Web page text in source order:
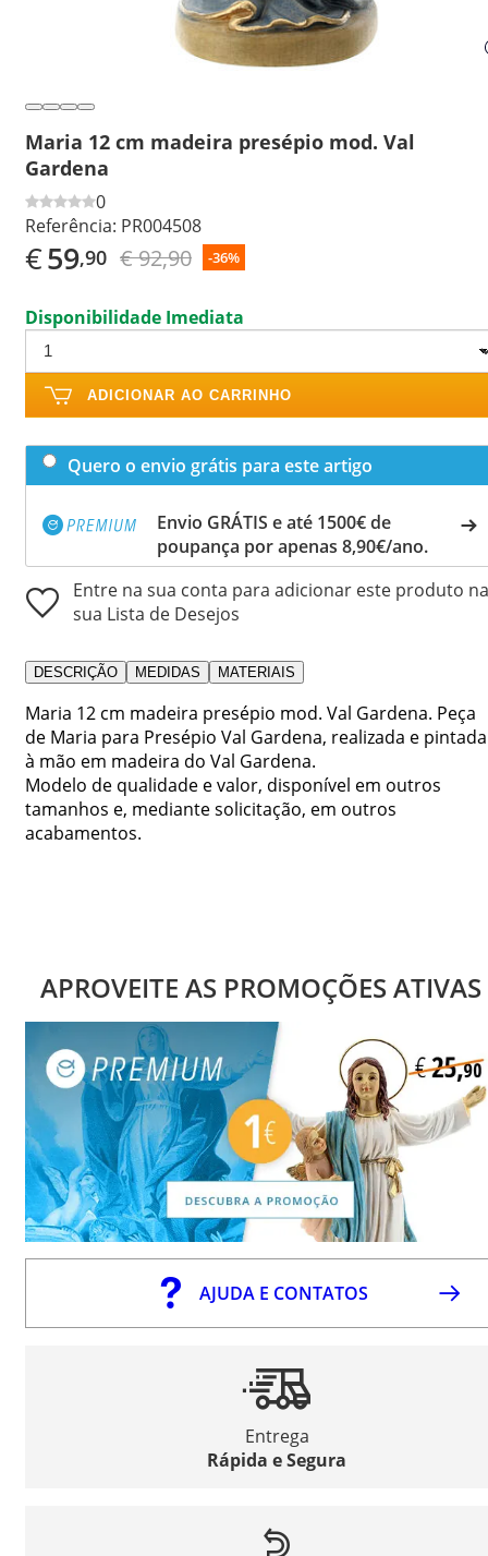
Maria 12 cm madeira presépio mod. Val
Gardena
0
Referência: PR004508
€59,90 € 92,90 -36%
Disponibilidade Imediata
ADICIONAR AO CARRINHO
Quero o envio grátis para este artigo
Envio GRÁTIS e até 1500€ de
poupança por apenas 8,90€/ano.
Entre na sua conta para adicionar este produto na
sua Lista de Desejos
DESCRIÇÃO MEDIDAS MATERIAIS
Maria 12 cm madeira presépio mod. Val Gardena. Peça
de Maria para Presépio Val Gardena, realizada e pintada
à mão em madeira do Val Gardena.
Modelo de qualidade e valor, disponível em outros
tamanhos e, mediante solicitação, em outros
acabamentos.
APROVEITE AS PROMOÇÕES ATIVAS
AJUDA E CONTATOS
Entrega
Rápida e Segura